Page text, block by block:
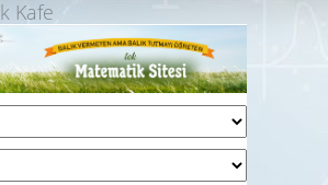
Kafe